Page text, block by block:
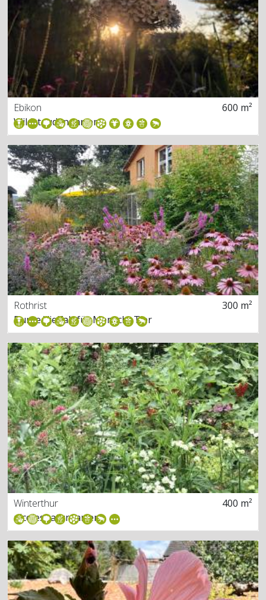
Ebikon
600 m²
Wildstaudengarten
Rothrist
300 m²
Bunte Vielfalt für Mensch+Tier
Winterthur
400 m²
nicolesnaturgarten